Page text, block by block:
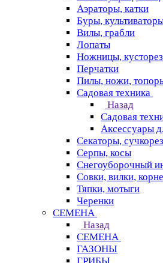
Аэраторы, катки
Буры,
Вилы, грабли
Лопаты
Ножницы,
Перчатки
Пилы, ножи,
Садовая техника
Назад
Садовая
Аксессуары
Секаторы,
Серпы, косы
Снегоуборочный
Совки, вилки,
Тяпки, мотыги
Черенки
СЕМЕНА
Назад
СЕМЕНА
ГАЗОНЫ